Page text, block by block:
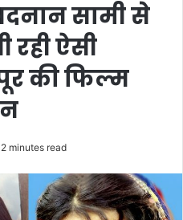
सामी से
ऐसी
की फिल्म
2 minutes read